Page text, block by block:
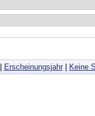
Erscheinungsjahr| Keine